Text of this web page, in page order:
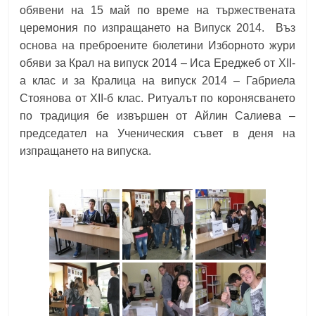
обявени на 15 май по време на тържествената
церемония по изпращането на Випуск 2014.
Въз
основа на преброените бюлетини Изборното жури
обяви за Крал на випуск 2014 – Иса Ереджеб от ХІІ-
а клас и за Кралица на випуск 2014 – Габриела
Стоянова от ХІІ-б клас. Ритуалът по коронясването
по традиция бе извършен от Айлин Салиева –
председател на Ученическия съвет в деня на
изпращането на випуска.